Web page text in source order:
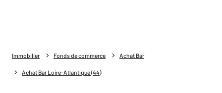
Immobilier Fonds de commerce Achat Bar
Achat Bar Loire-Atlantique (44)